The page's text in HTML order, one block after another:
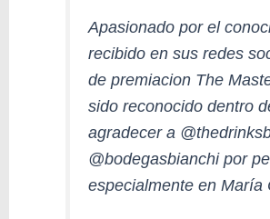
Apasionado por el
recibido en sus redes
de premiacion The
sido reconocido dentro
agradecer a
@bodegasbianchi por
especialmente en María